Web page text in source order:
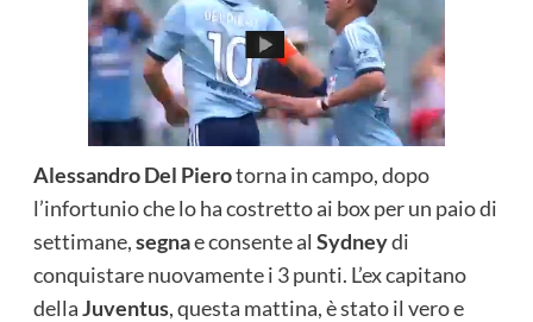
Alessandro Del Pierotorna in campo, dopo
l’infortunio che lo ha costretto ai box per un paio di
settimane,segnae consente al Sydneydi
conquistare nuovamente i 3 punti. L’ex capitano
dellaJuventus, questa mattina, è stato il vero e